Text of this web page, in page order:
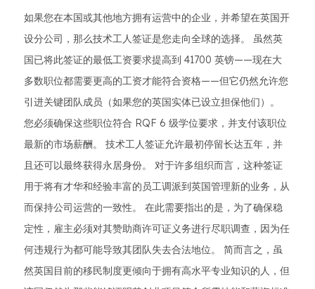
如果您在本国或其他地方拥有运营中的企业，并希望在英国开
设分公司，那么技术工人签证是您走向全球的选择。 虽然英
国已将此签证的最低工资要求提高到 41700 英镑——现在大
多数职位都需要更高的工资才能符合资格——但它仍然允许您
引进关键团队成员（如果您的英国实体已设立担保他们）。
您必须确保这些职位符合 RQF 6 级学位要求，并支付该职位
最新的市场薪酬。 技术工人签证允许最初停留长达五年，并
且还可以最终获得永居身份。 对于许多组织而言，这种签证
用于将有才华和经验丰富的员工调派到英国管理新的业务，从
而保持公司运营的一致性。 在此需要指出的是，为了确保稳
定性，雇主必须对其赞助商许可证义务进行尽职调查，因为任
何违规行为都可能导致其团队失去合法地位。 简而言之，虽
然英国目前的移民制度更倾向于拥有高水平专业知识的人，但